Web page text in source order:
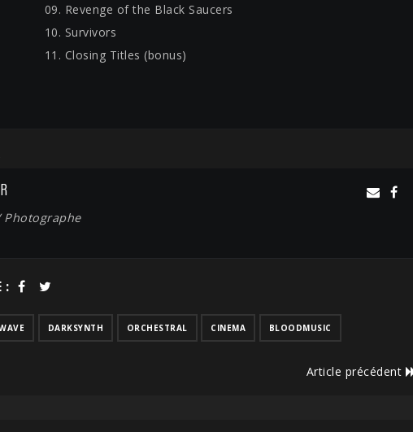
09. Revenge of the Black Saucers
10. Survivors
11. Closing Titles (bonus)
Photographe
:
DARKSYNTH ORCHESTRAL CINEMA BLOODMUSIC
Article précédent